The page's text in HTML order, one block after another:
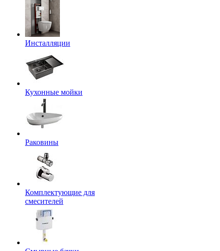
Инсталляции
Кухонные мойки
Раковины
Комплектующие для
смесителей